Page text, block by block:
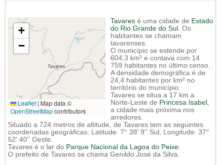
+
−
Leaflet | Map data ©
OpenStreetMapcontributors
Tavares é uma cidade de Estado
do Rio Grande do Sul . Os
habitantes se chamam
tavarenses.
O município se estende por
604,3 km² e contava com 14
759 habitantes no último censo.
A densidade demográfica é de
24,4 habitantes por km² no
território do município.
Tavares se situa a 17 km a
Norte-Leste de Princesa Isabel ,
a cidade mais próxima nos
arredores.
Situado a 724 metros de altitude, de Tavares tem as seguintes
coordenadas geográficas: Latitude: 7° 38' 9'' Sul, Longitude: 37°
52' 40'' Oeste.
Tavares é o lar do Parque Nacional da Lagoa do Peixe.
O prefeito de Tavares se chama Genildo José da Silva.